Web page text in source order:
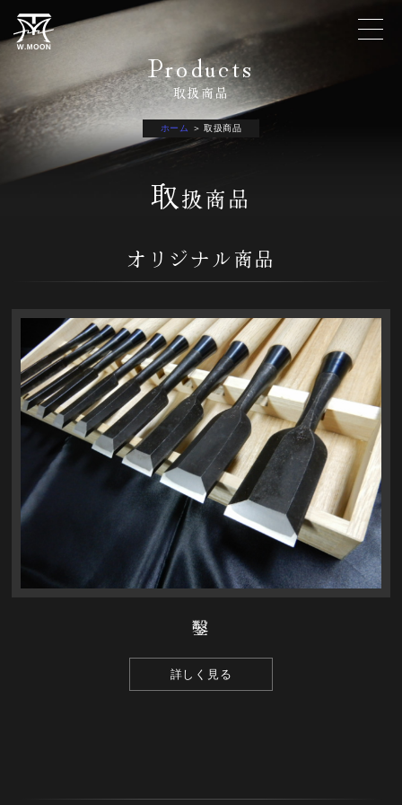
Products
取扱商品
ホーム ＞ 取扱商品
取扱商品
オリジナル商品
鑿
詳しく見る